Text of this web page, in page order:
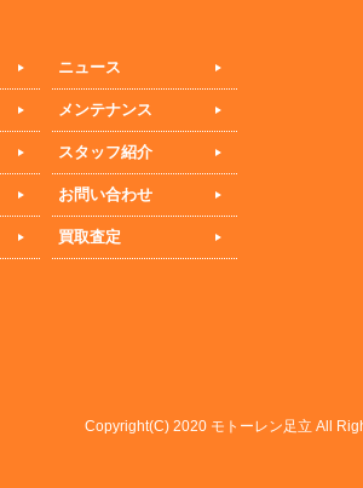
ニュース
メンテナンス
スタッフ紹介
お問い合わせ
買取査定
Copyright(C) 2020 モトーレン足立 All